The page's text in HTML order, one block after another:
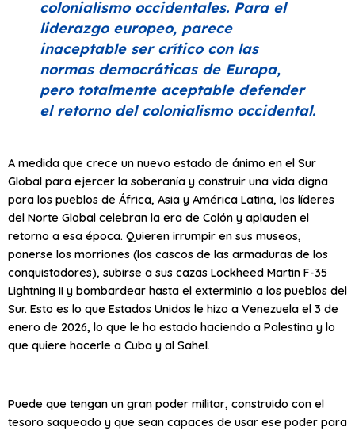
colonialismo occidentales. Para el
liderazgo europeo, parece
inaceptable ser crítico con las
normas democráticas de Europa,
pero totalmente aceptable defender
el retorno del colonialismo occidental.
A medida que crece un nuevo estado de ánimo en el Sur
Global para ejercer la soberanía y construir una vida digna
para los pueblos de África, Asia y América Latina, los líderes
del Norte Global celebran la era de Colón y aplauden el
retorno a esa época. Quieren irrumpir en sus museos,
ponerse los morriones (los cascos de las armaduras de los
conquistadores), subirse a sus cazas Lockheed Martin F-35
Lightning II y bombardear hasta el exterminio a los pueblos del
Sur. Esto es lo que Estados Unidos le hizo a Venezuela el 3 de
enero de 2026, lo que le ha estado haciendo a Palestina y lo
que quiere hacerle a Cuba y al Sahel.
Puede que tengan un gran poder militar, construido con el
tesoro saqueado y que sean capaces de usar ese poder para